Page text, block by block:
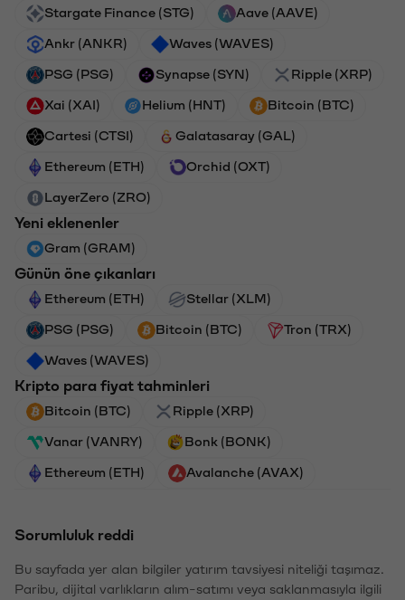
Stargate Finance (STG) Aave (AAVE)
Ankr (ANKR) Waves (WAVES)
PSG (PSG) Synapse (SYN) Ripple (XRP)
Xai (XAI) Helium (HNT) Bitcoin (BTC)
Cartesi (CTSI) Galatasaray (GAL)
Ethereum (ETH) Orchid (OXT)
LayerZero (ZRO)
Yeni eklenenler
Gram (GRAM)
Günün öne çıkanları
Ethereum (ETH) Stellar (XLM)
PSG (PSG) Bitcoin (BTC) Tron (TRX)
Waves (WAVES)
Kripto para fiyat tahminleri
Bitcoin (BTC) Ripple (XRP)
Vanar (VANRY) Bonk (BONK)
Ethereum (ETH) Avalanche (AVAX)
Sorumluluk reddi
Bu sayfada yer alan bilgiler yatırım tavsiyesi niteliği taşımaz.
Paribu, dijital varlıkların alım-satımı veya saklanmasıyla ilgili